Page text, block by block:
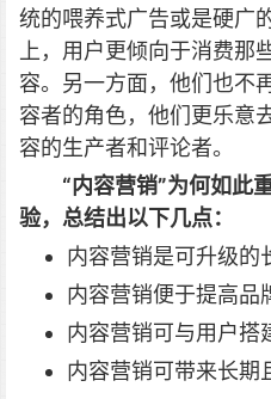
统的喂养式广告或是硬广
上，用户更倾向于消费那
容。另一方面，他们也不
容者的角色，他们更乐意
容的生产者和评论者。
“内容营销”为何如此
验，总结出以下几点：
内容营销是可升级的
内容营销便于提高品
内容营销可与用户搭
内容营销可带来长期